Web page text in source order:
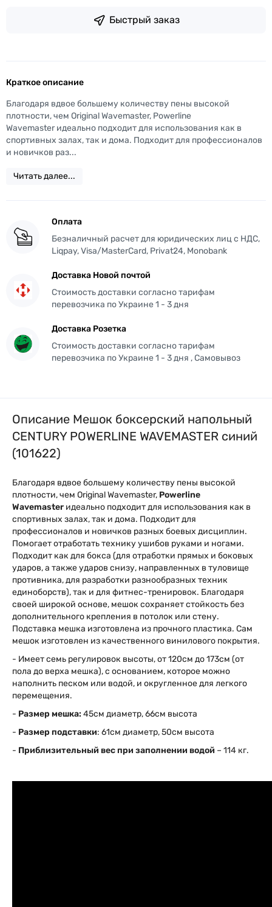
Быстрый заказ
Краткое описание
Благодаря вдвое большему количеству пены высокой
плотности, чем Original Wavemaster, Powerline
Wavemaster идеально подходит для использования как в
спортивных залах, так и дома. Подходит для профессионалов
и новичков раз...
Читать далее...
Оплата
Безналичный расчет для юридических лиц с НДС,
Liqpay, Visa/MasterCard, Privat24, Monobank
Доставка Новой почтой
Стоимость доставки согласно тарифам
перевозчика по Украине 1 - 3 дня
Доставка Розетка
Стоимость доставки согласно тарифам
перевозчика по Украине 1 - 3 дня , Самовывоз
Описание Мешок боксерский напольный
CENTURY POWERLINE WAVEMASTER синий
(101622)
Благодаря вдвое большему количеству пены высокой
плотности, чем Original Wavemaster, Powerline
Wavemaster идеально подходит для использования как в
спортивных залах, так и дома. Подходит для
профессионалов и новичков разных боевых дисциплин.
Помогает отработать технику ушибов руками и ногами.
Подходит как для бокса (для отработки прямых и боковых
ударов, а также ударов снизу, направленных в туловище
противника, для разработки разнообразных техник
единоборств), так и для фитнес-тренировок. Благодаря
своей широкой основе, мешок сохраняет стойкость без
дополнительного крепления в потолок или стену.
Подставка мешка изготовлена из прочного пластика. Сам
мешок изготовлен из качественного винилового покрытия.
- Имеет семь регулировок высоты, от 120см до 173см (от
пола до верха мешка), с основанием, которое можно
наполнить песком или водой, и округленное для легкого
перемещения.
- Размер мешка: 45см диаметр, 66см высота
- Размер подставки: 61см диаметр, 50см высота
- Приблизительный вес при заполнении водой – 114 кг.